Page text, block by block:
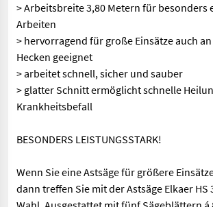
> Arbeitsbreite 3,80 Metern für besonders
Arbeiten
> hervorragend für große Einsätze auch
Hecken geeignet
> arbeitet schnell, sicher und sauber
> glatter Schnitt ermöglicht schnelle
Krankheitsbefall
BESONDERS LEISTUNGSSTARK!
Wenn Sie eine Astsäge für größere
dann treffen Sie mit der Astsäge Elkaer HS